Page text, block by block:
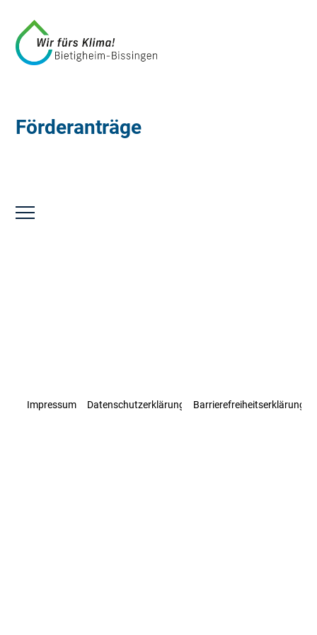
Förderanträge
Impressum Datenschutzerklärung Barrierefreiheitserklärung